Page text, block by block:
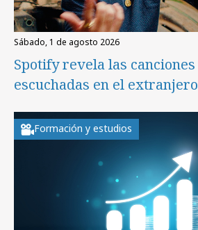
sábado, 1 de agosto 2026
Spotify revela las
escuchadas en el extranjero
Formación y estudios